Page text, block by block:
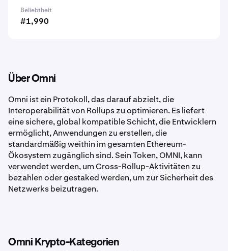
Beliebtheit
#1,990
Über Omni
Omni ist ein Protokoll, das darauf abzielt, die
Interoperabilität von Rollups zu optimieren. Es liefert
eine sichere, global kompatible Schicht, die Entwicklern
ermöglicht, Anwendungen zu erstellen, die
standardmäßig weithin im gesamten Ethereum-
Ökosystem zugänglich sind. Sein Token, OMNI, kann
verwendet werden, um Cross-Rollup-Aktivitäten zu
bezahlen oder gestaked werden, um zur Sicherheit des
Netzwerks beizutragen.
Omni Krypto-Kategorien